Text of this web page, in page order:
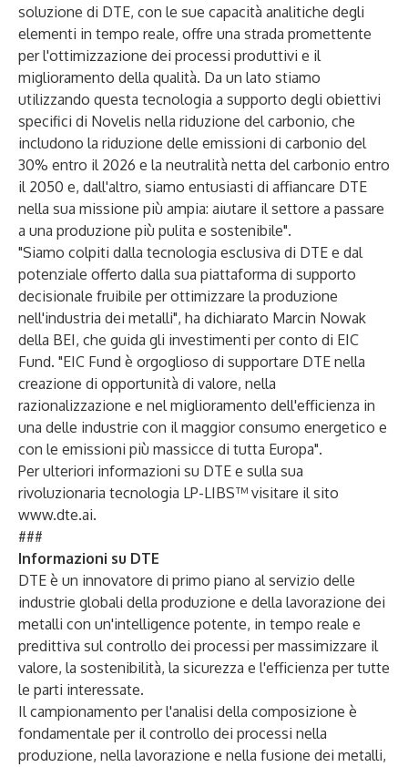
soluzione di DTE, con le sue capacità analitiche degli
elementi in tempo reale, offre una strada promettente
per l'ottimizzazione dei processi produttivi e il
miglioramento della qualità. Da un lato stiamo
utilizzando questa tecnologia a supporto degli obiettivi
specifici di Novelis nella riduzione del carbonio, che
includono la riduzione delle emissioni di carbonio del
30% entro il 2026 e la neutralità netta del carbonio entro
il 2050 e, dall'altro, siamo entusiasti di affiancare DTE
nella sua missione più ampia: aiutare il settore a passare
a una produzione più pulita e sostenibile".
"Siamo colpiti dalla tecnologia esclusiva di DTE e dal
potenziale offerto dalla sua piattaforma di supporto
decisionale fruibile per ottimizzare la produzione
nell'industria dei metalli", ha dichiarato Marcin Nowak
della BEI, che guida gli investimenti per conto di EIC
Fund. "EIC Fund è orgoglioso di supportare DTE nella
creazione di opportunità di valore, nella
razionalizzazione e nel miglioramento dell'efficienza in
una delle industrie con il maggior consumo energetico e
con le emissioni più massicce di tutta Europa".
Per ulteriori informazioni su DTE e sulla sua
rivoluzionaria tecnologia LP-LIBS™ visitare il sito
www.dte.ai.
###
Informazioni su DTE
DTE è un innovatore di primo piano al servizio delle
industrie globali della produzione e della lavorazione dei
metalli con un'intelligence potente, in tempo reale e
predittiva sul controllo dei processi per massimizzare il
valore, la sostenibilità, la sicurezza e l'efficienza per tutte
le parti interessate.
Il campionamento per l'analisi della composizione è
fondamentale per il controllo dei processi nella
produzione, nella lavorazione e nella fusione dei metalli,